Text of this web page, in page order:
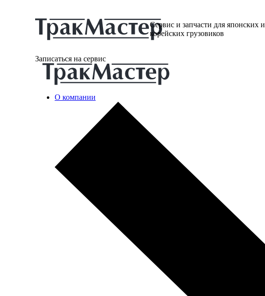
Сервис и запчасти для японских и
корейских грузовиков
Записаться на сервис
О компании